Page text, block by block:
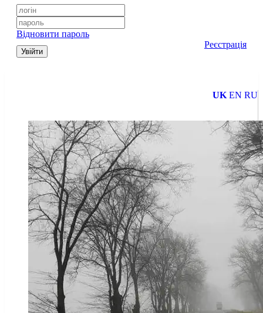
Відновити пароль
Увійти
Реєстрація
UK EN RU